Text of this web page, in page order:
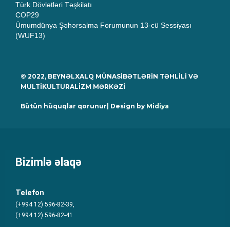
Türk Dövlətləri Təşkilatı
COP29
Ümumdünya Şəhərsalma Forumunun 13-cü Sessiyası
(WUF13)
© 2022, BEYNƏLXALQ MÜNASİBƏTLƏRİN TƏHLİLİ VƏ
MULTİKULTURALİZM MƏRKƏZİ
Bütün hüquqlar qorunur| Design by Midiya
Bizimlə əlaqə
Telefon
(+994 12) 596-82-39,
(+994 12) 596-82-41